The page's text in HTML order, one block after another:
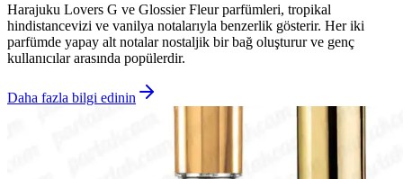
Harajuku Lovers G ve Glossier Fleur parfümleri, tropikal
hindistancevizi ve vanilya notalarıyla benzerlik gösterir. Her iki
parfümde yapay alt notalar nostaljik bir bağ oluşturur ve genç
kullanıcılar arasında popülerdir.
Daha fazla bilgi edinin